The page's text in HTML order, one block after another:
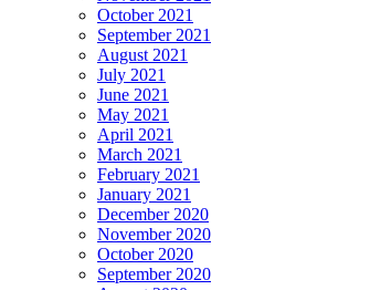
October 2021
September 2021
August 2021
July 2021
June 2021
May 2021
April 2021
March 2021
February 2021
January 2021
December 2020
November 2020
October 2020
September 2020